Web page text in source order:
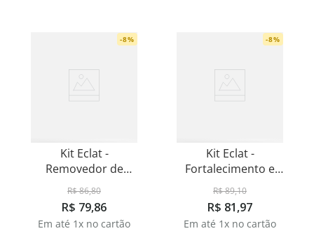
-8%
Kit Eclat -
Removedor de
Esmaltes 100ml
R$86,80
R$ 79,86
Em até 1x no cartão
-8%
Kit Eclat -
Fortalecimento e
Acabamento - Base
Seda - Base Unhas
Fracas e Top Coat
R$89,10
R$ 81,97
Em até 1x no cartão